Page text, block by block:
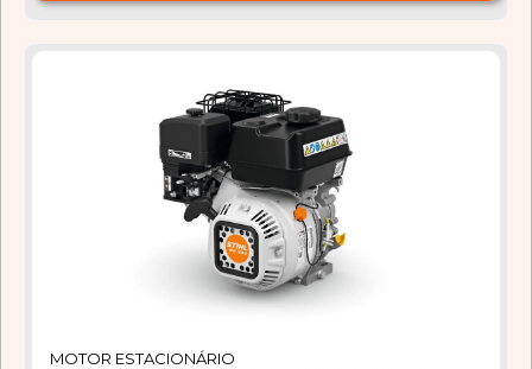
MOTOR ESTACIONÁRIO